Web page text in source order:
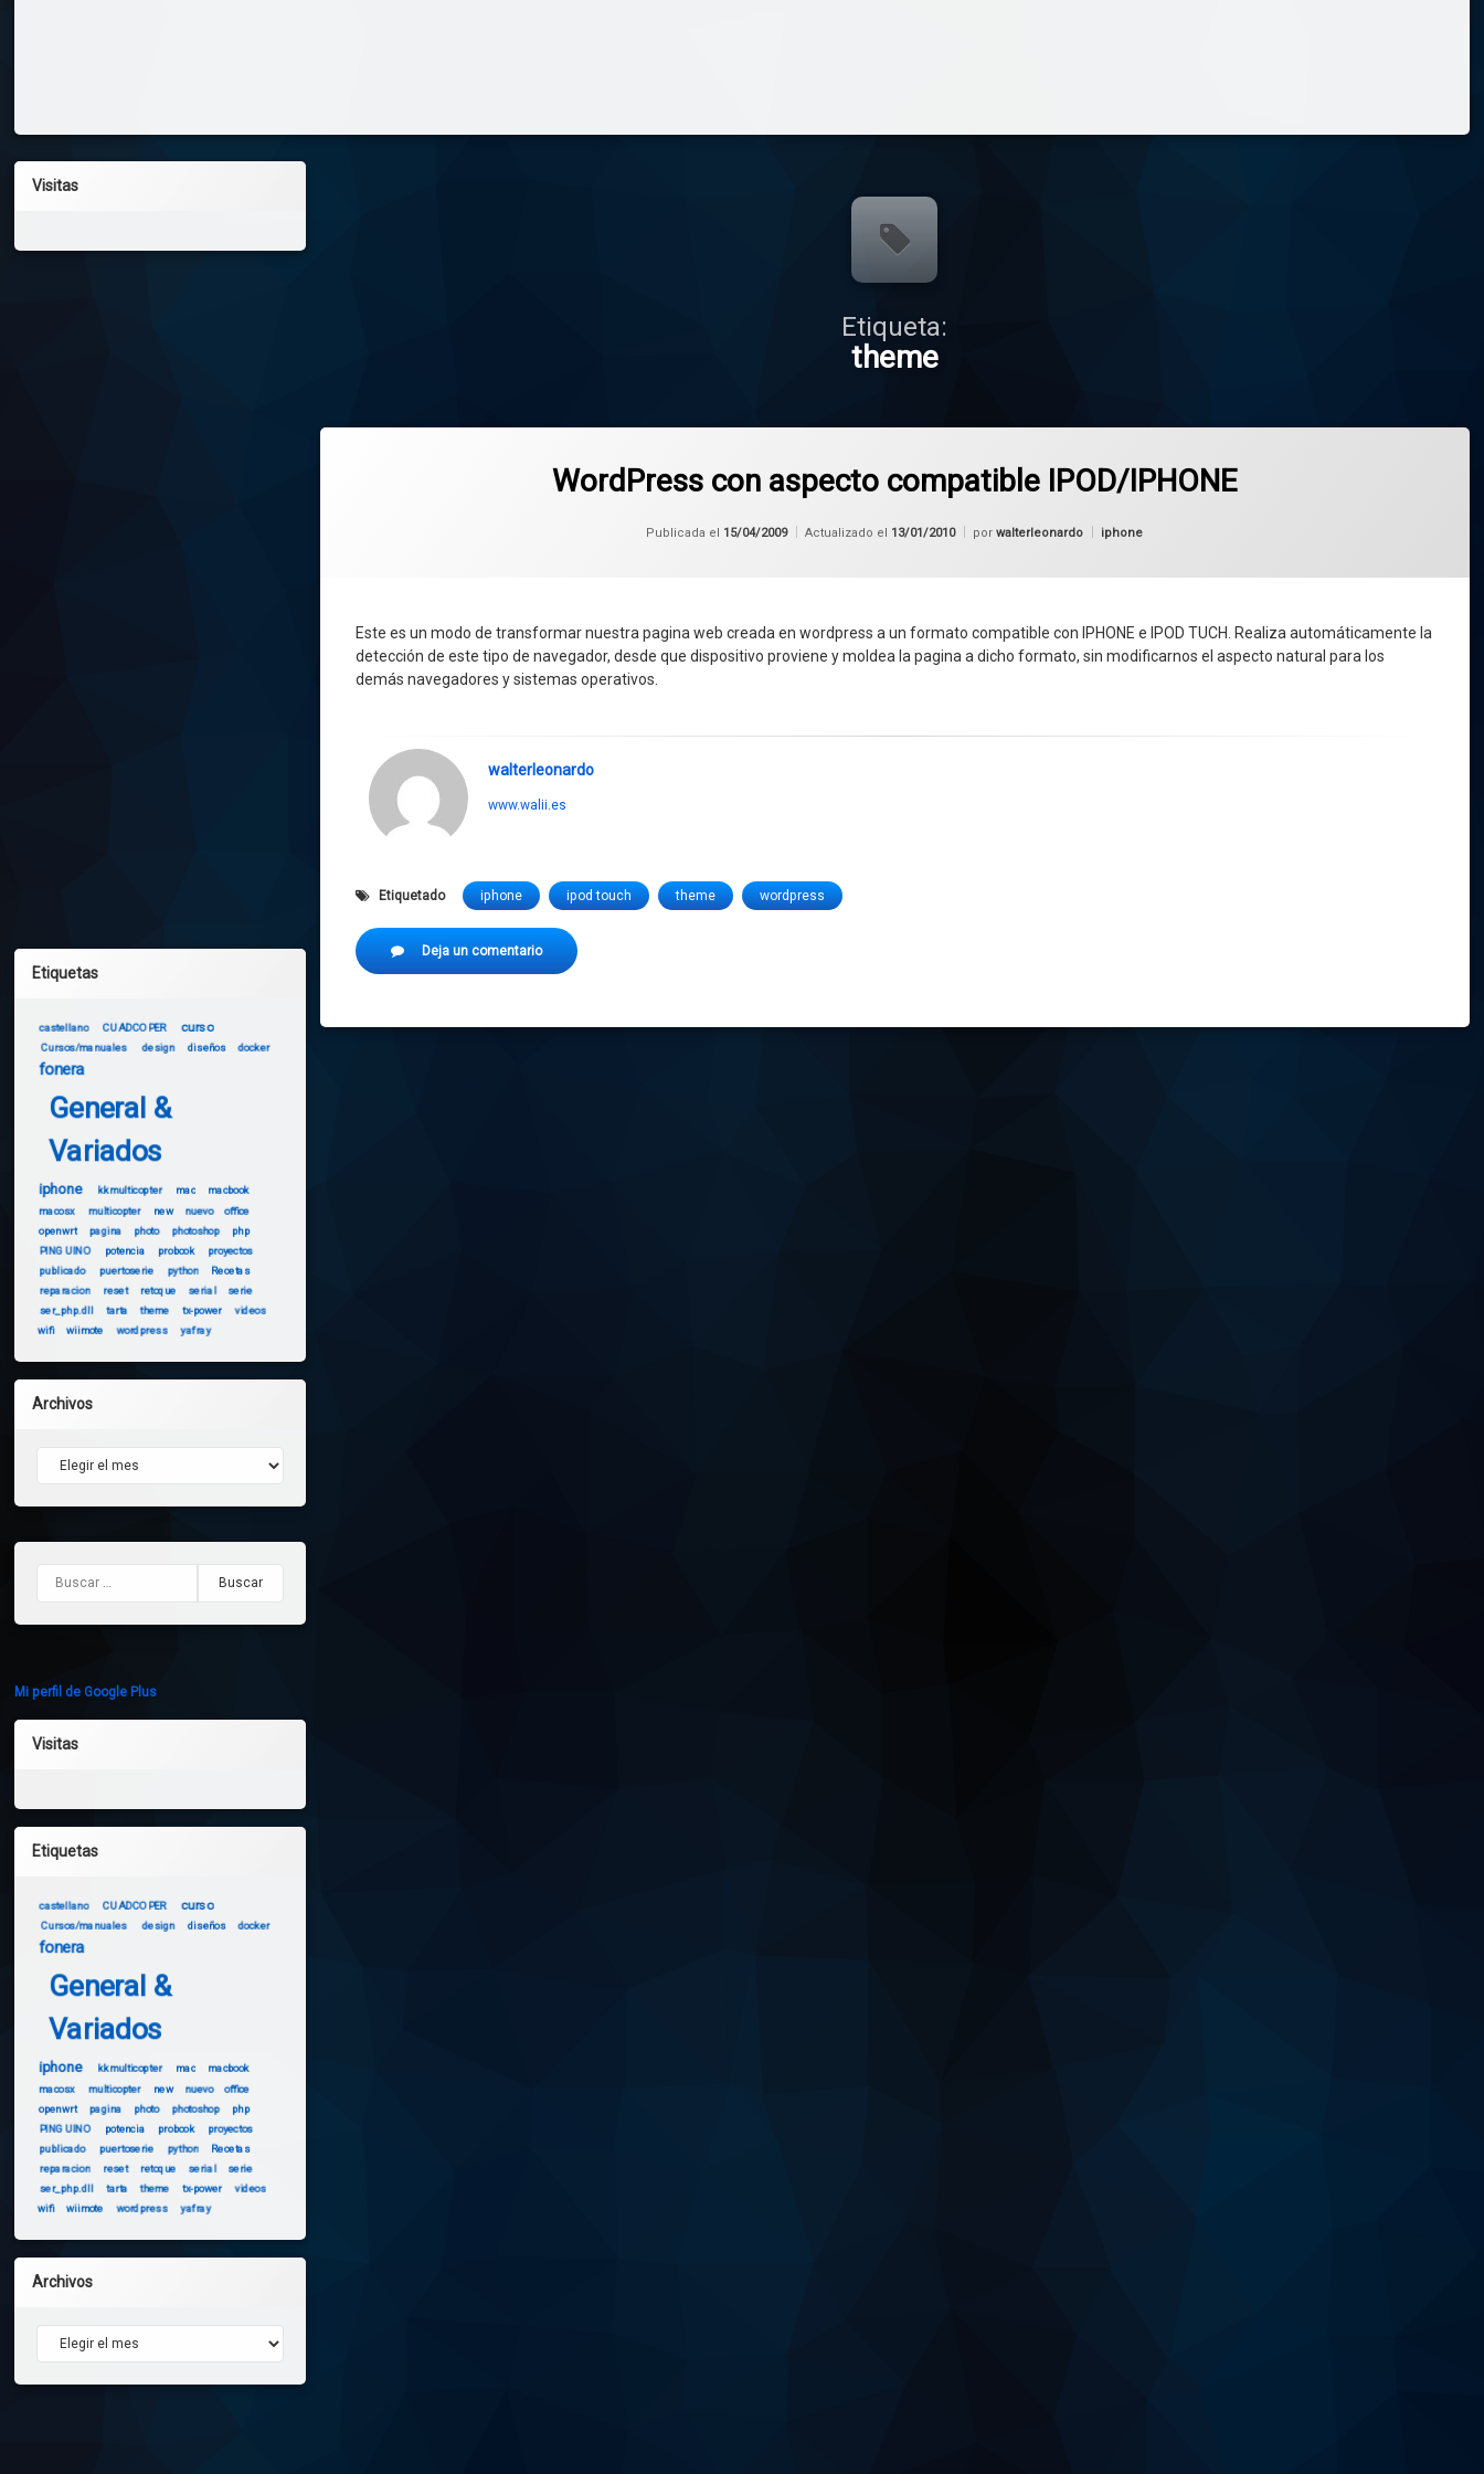
Etiqueta:
theme
WordPress con aspecto compatible IPOD/IPHONE
Publicada el 15/04/2009 Actualizado el 13/01/2010 porwalterleonardo Categorías:
iphone
Este es un modo de transformar nuestra pagina web creada en wordpress a un formato compatible con IPHONE e IPOD TUCH. Realiza automáticamente la
detección de este tipo de navegador, desde que dispositivo proviene y moldea la pagina a dicho formato, sin modificarnos el aspecto natural para los
demás navegadores y sistemas operativos.
walterleonardo
www.walii.es
Etiquetado iphone ipod touch theme wordpress
Deja un comentarioen WordPress con aspecto compatible IPOD/IPHONE
Visitas
Etiquetas
castellano CUADCOPER curso
Cursos/manuales design diseños docker
fonera
General &
Variados
iphone kkmulticopter mac
macbook
macosx
multicopter new nuevo
office
openwrt
pagina photo photoshop
php
PINGUINO
potencia probook
proyectos
publicado
puertoserie python
Recetas
reparacion
reset retoque serial
serie
ser_php.dll
tarta theme tx-power
videos
wifi
wiimote wordpress yafray
Archivos
Archivos
Mi perfil de Google Plus
Visitas
Etiquetas
castellano CUADCOPER curso
Cursos/manuales design diseños docker
fonera
General &
Variados
iphone kkmulticopter mac
macbook
macosx
multicopter new nuevo
office
openwrt
pagina photo photoshop
php
PINGUINO
potencia probook
proyectos
publicado
puertoserie python
Recetas
reparacion
reset retoque serial
serie
ser_php.dll
tarta theme tx-power
videos
wifi
wiimote wordpress yafray
Archivos
Archivos